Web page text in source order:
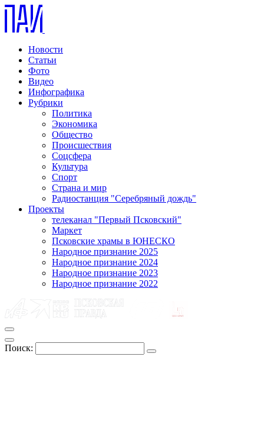
Новости
Статьи
Фото
Видео
Инфографика
Рубрики
Политика
Экономика
Общество
Происшествия
Соцсфера
Культура
Спорт
Страна и мир
Радиостанция "Серебряный дождь"
Проекты
телеканал "Первый Псковский"
Маркет
Псковские храмы в ЮНЕСКО
Народное признание 2025
Народное признание 2024
Народное признание 2023
Народное признание 2022
Поиск: